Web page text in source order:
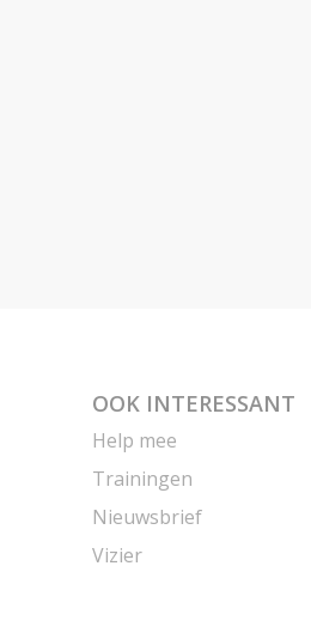
OOK INTERESSANT
Help mee
Trainingen
Nieuwsbrief
Vizier